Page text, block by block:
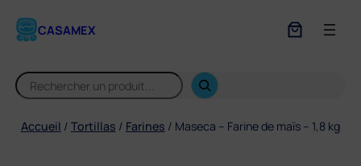
contenuCASAMEX
S
e
Accueil / Tortillas / Farines / Maseca – Farine de maïs – 1,8 kg